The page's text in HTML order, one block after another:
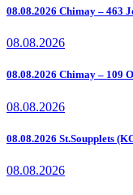
08.08.2026 Chimay – 463
08.08.2026
08.08.2026 Chimay – 109
08.08.2026
08.08.2026 St.Soupplets
08.08.2026